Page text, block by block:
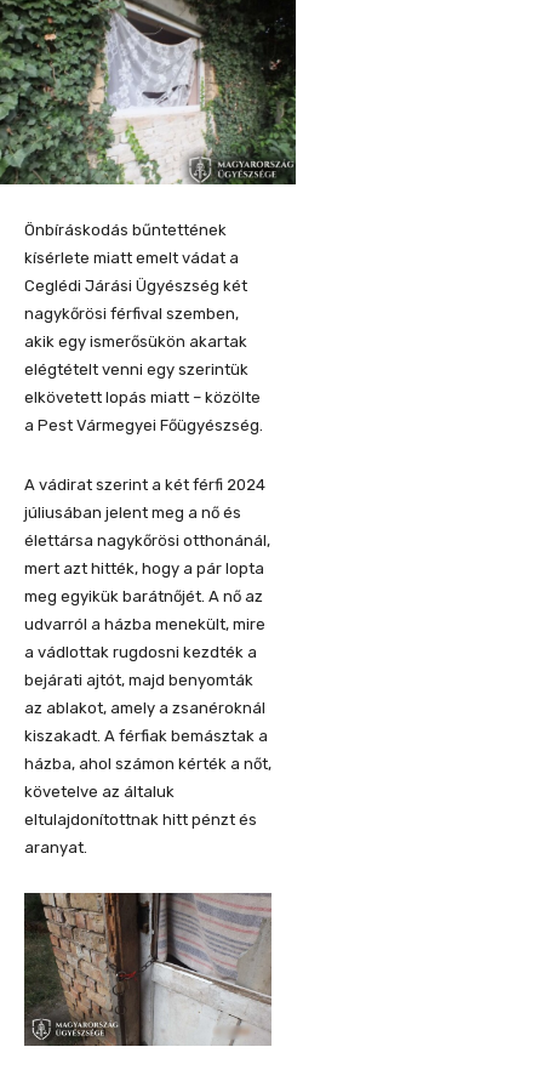
Önbíráskodás bűntettének
kísérlete miatt emelt vádat a
Ceglédi Járási Ügyészség két
nagykőrösi férfival szemben,
akik egy ismerősükön akartak
elégtételt venni egy szerintük
elkövetett lopás miatt – közölte
a Pest Vármegyei Főügyészség.
A vádirat szerint a két férfi 2024
júliusában jelent meg a nő és
élettársa nagykőrösi otthonánál,
mert azt hitték, hogy a pár lopta
meg egyikük barátnőjét. A nő az
udvarról a házba menekült, mire
a vádlottak rugdosni kezdték a
bejárati ajtót, majd benyomták
az ablakot, amely a zsanéroknál
kiszakadt. A férfiak bemásztak a
házba, ahol számon kérték a nőt,
követelve az általuk
eltulajdonítottnak hitt pénzt és
aranyat.